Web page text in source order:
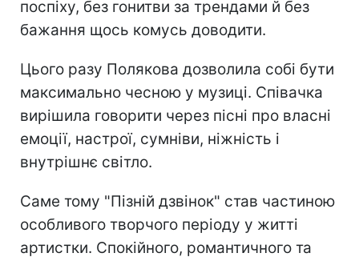
поспіху, без гонитви за трендами й без
бажання щось комусь доводити.
Цього разу Полякова дозволила собі бути
максимально чесною у музиці. Співачка
вирішила говорити через пісні про власні
емоції, настрої, сумніви, ніжність і
внутрішнє світло.
Саме тому "Пізній дзвінок" став частиною
особливого творчого періоду у житті
артистки. Спокійного, романтичного та